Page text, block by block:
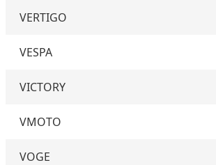
VERTIGO
VESPA
VICTORY
VMOTO
VOGE